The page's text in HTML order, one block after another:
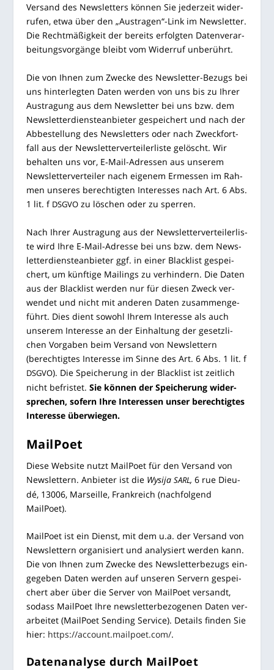
Ver­sand des News­let­ters kön­nen Sie jeder­zeit wider­
ru­fen, etwa über den „Austragen“-Link im News­let­ter.
Die Recht­mä­ßig­keit der bereits erfolg­ten Daten­ver­ar­
bei­tungs­vor­gän­ge bleibt vom Wider­ruf unberührt.
Die von Ihnen zum Zwe­cke des News­let­ter-Bezugs bei
uns hin­ter­leg­ten Daten wer­den von uns bis zu Ihrer
Aus­tra­gung aus dem News­let­ter bei uns bzw. dem
News­let­ter­diens­te­an­bie­ter gespei­chert und nach der
Abbe­stel­lung des News­let­ters oder nach Zweck­fort­
fall aus der News­let­ter­ver­tei­ler­lis­te gelöscht. Wir
behal­ten uns vor, E‑Mail-Adres­sen aus unse­rem
News­let­ter­ver­tei­ler nach eige­nem Ermes­sen im Rah­
men unse­res berech­tig­ten Inter­es­ses nach Art. 6 Abs.
1 lit. f DSGVOzu löschen oder zu sperren.
Nach Ihrer Aus­tra­gung aus der News­let­ter­ver­tei­ler­lis­
te wird Ihre E‑Mail-Adres­se bei uns bzw. dem News­
let­ter­diens­te­an­bie­ter ggf. in einer Black­list gespei­
chert, um künf­ti­ge Mai­lings zu ver­hin­dern. Die Daten
aus der Black­list wer­den nur für die­sen Zweck ver­
wen­det und nicht mit ande­ren Daten zusam­men­ge­
führt. Dies dient sowohl Ihrem Inter­es­se als auch
unse­rem Inter­es­se an der Ein­hal­tung der gesetz­li­
chen Vor­ga­ben beim Ver­sand von News­let­tern
(berech­tig­tes Inter­es­se im Sin­ne des Art. 6 Abs. 1 lit. f
DSGVO). Die Spei­che­rung in der Black­list ist zeit­lich
nicht befris­tet. Sie kön­nen der Spei­che­rung wider­
spre­chen, sofern Ihre Inter­es­sen unser berech­tig­tes
Inter­es­se überwiegen.
Mail­Po­et
Die­se Web­site nutzt Mail­Po­et für den Ver­sand von
News­let­tern. Anbie­ter ist die Wysi­ja SARL, 6 rue Dieu­
dé, 13006, Mar­seil­le, Frank­reich (nach­fol­gend
MailPoet).
Mail­Po­et ist ein Dienst, mit dem u.a. der Ver­sand von
News­let­tern orga­ni­siert und ana­ly­siert wer­den kann.
Die von Ihnen zum Zwe­cke des News­let­ter­be­zugs ein­
ge­ge­ben Daten wer­den auf unse­ren Ser­vern gespei­
chert aber über die Ser­ver von Mail­Po­et ver­sandt,
sodass Mail­Po­et Ihre news­let­ter­be­zo­ge­nen Daten ver­
ar­bei­tet (Mail­Po­et Sen­ding Ser­vice). Details fin­den Sie
hier: https://account.mailpoet.com/.
Daten­ana­ly­se durch MailPoet